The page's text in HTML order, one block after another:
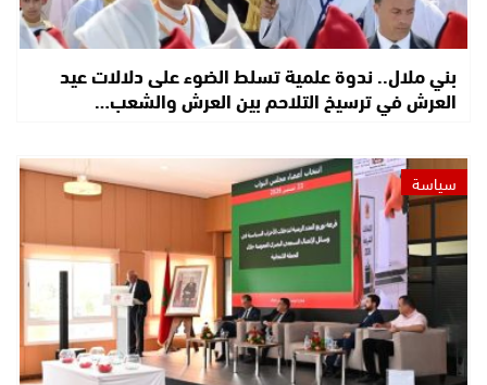
بني ملال.. ندوة علمية تسلط الضوء على دلالات عيد
العرش في ترسيخ التلاحم بين العرش والشعب…
سياسة